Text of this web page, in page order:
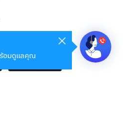
ร้อมดูแลคุณ